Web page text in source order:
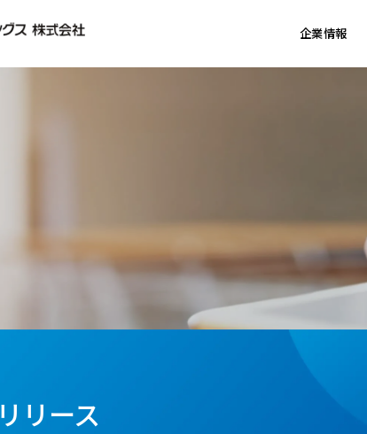
企業情報
リ リ ース